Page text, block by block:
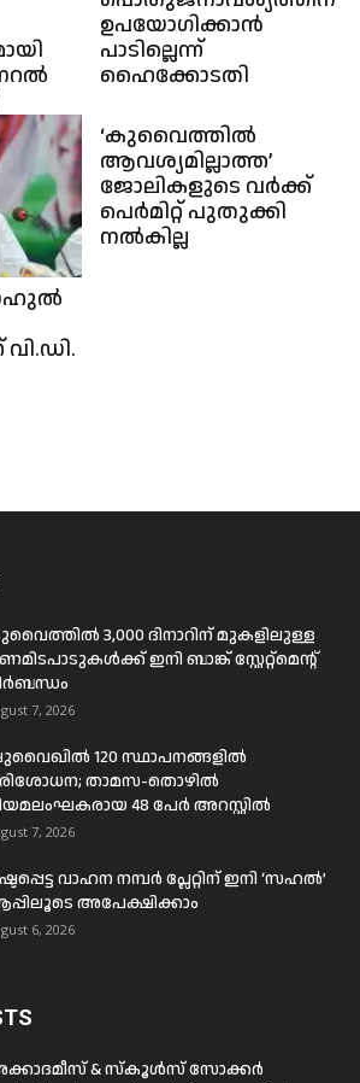
ഉപയോഗിക്കാൻ
പാടില്ലെന്ന്
ഹൈക്കോടതി
‘കുവൈത്തിൽ
ആവശ്യമില്ലാത്ത’
ജോലികളുടെ വർക്ക്
പെർമിറ്റ് പുതുക്കി
നൽകില്ല
3,000 ദിനാറിന് മുകളിലുള്ള
ഇനി ബാങ്ക് സ്റ്റേറ്റ്മെന്റ്
7, 2026
120 സ്ഥാപനങ്ങളിൽ
താമസ-തൊഴിൽ
48 പേർ അറസ്റ്റിൽ
7, 2026
വാഹന നമ്പർ പ്ലേറ്റിന് ഇനി ‘സഹൽ’
അപേക്ഷിക്കാം
6, 2026
& സ്കൂൾസ് സോക്കർ